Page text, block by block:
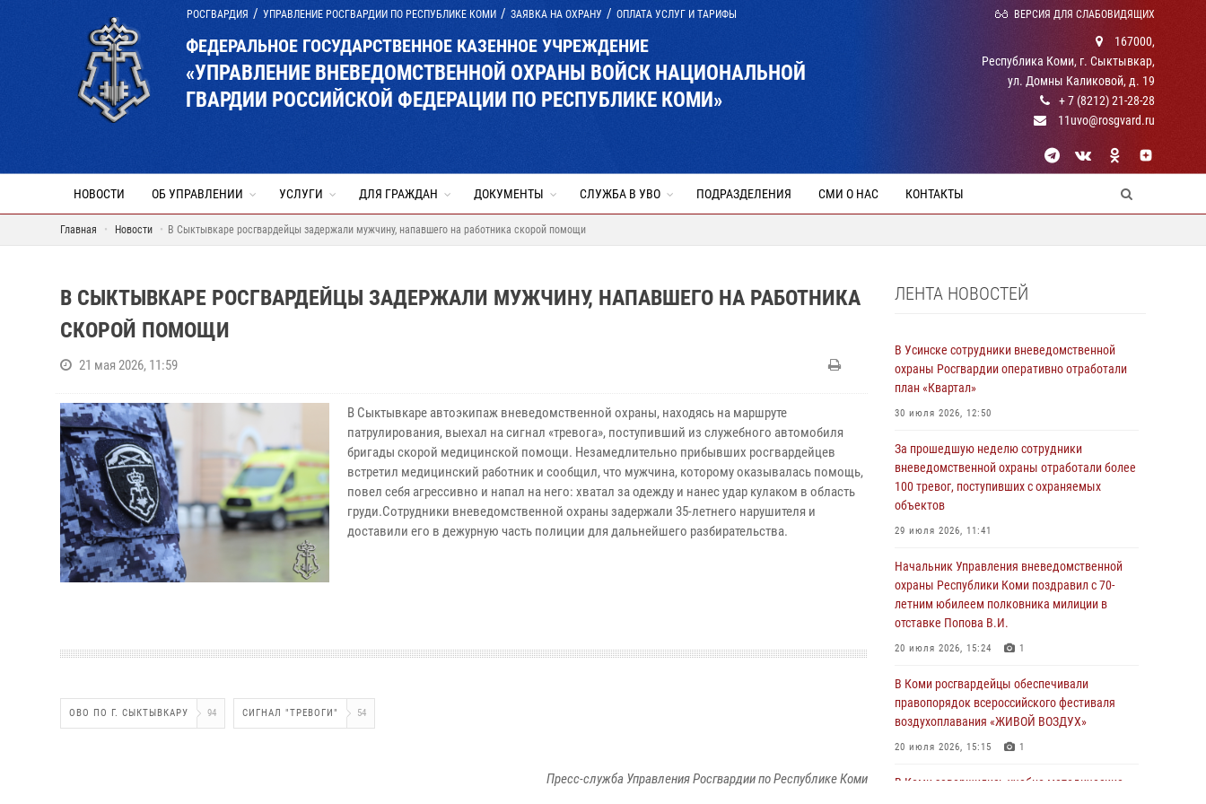
РОСГВАРДИЯ УПРАВЛЕНИЕ РОСГВАРДИИ ПО РЕСПУБЛИКЕ КОМИ ЗАЯВКА НА ОХРАНУ ОПЛАТА УСЛУГ И ТАРИФЫ ВЕРСИЯ ДЛЯ СЛАБОВИДЯЩИХ
ФЕДЕРАЛЬНОЕ ГОСУДАРСТВЕННОЕ КАЗЕННОЕ УЧРЕЖДЕНИЕ
«УПРАВЛЕНИЕ ВНЕВЕДОМСТВЕННОЙ ОХРАНЫ ВОЙСК НАЦИОНАЛЬНОЙ
ГВАРДИИ РОССИЙСКОЙ ФЕДЕРАЦИИ ПО РЕСПУБЛИКЕ КОМИ»
167000,
Республика Коми, г. Сыктывкар,
ул. Домны Каликовой, д. 19
+ 7 (8212) 21-28-28
11uvo@rosgvard.ru
НОВОСТИ ОБ УПРАВЛЕНИИ УСЛУГИ ДЛЯ ГРАЖДАН ДОКУМЕНТЫ СЛУЖБА В УВО ПОДРАЗДЕЛЕНИЯ СМИ О НАС КОНТАКТЫ
Главная Новости В Сыктывкаре росгвардейцы задержали мужчину, напавшего на работника скорой помощи
В СЫКТЫВКАРЕ РОСГВАРДЕЙЦЫ ЗАДЕРЖАЛИ МУЖЧИНУ, НАПАВШЕГО НА РАБОТНИКА
СКОРОЙ ПОМОЩИ
21 мая 2026, 11:59
В Сыктывкаре автоэкипаж вневедомственной охраны, находясь на маршруте
патрулирования, выехал на сигнал «тревога», поступивший из служебного автомобиля
бригады скорой медицинской помощи. Незамедлительно прибывших росгвардейцев
встретил медицинский работник и сообщил, что мужчина, которому оказывалась помощь,
повел себя агрессивно и напал на него: хватал за одежду и нанес удар кулаком в область
груди.Сотрудники вневедомственной охраны задержали 35-летнего нарушителя и
доставили его в дежурную часть полиции для дальнейшего разбирательства.
ОВО ПО Г. СЫКТЫВКАРУ 94 СИГНАЛ "ТРЕВОГИ" 54
Пресс-служба Управления Росгвардии по Республике Коми
ЛЕНТА НОВОСТЕЙ
В Усинске сотрудники вневедомственной
охраны Росгвардии оперативно отработали
план «Квартал»
30 июля 2026, 12:50
За прошедшую неделю сотрудники
вневедомственной охраны отработали более
100 тревог, поступивших с охраняемых
объектов
29 июля 2026, 11:41
Начальник Управления вневедомственной
охраны Республики Коми поздравил с 70-
летним юбилеем полковника милиции в
отставке Попова В.И.
20 июля 2026, 15:24 1
В Коми росгвардейцы обеспечивали
правопорядок всероссийского фестиваля
воздухоплавания «ЖИВОЙ ВОЗДУХ»
20 июля 2026, 15:15 1
В Коми завершились учебно-методические